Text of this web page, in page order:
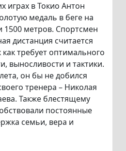
играх в Токио Антон
медаль в беге на
1500 метров. Спортсмен
дистанция считается
как требует оптимального
выносливости и тактики.
он бы не добился
тренера – Николая
Также блестящему
постоянные
семьи, вера и